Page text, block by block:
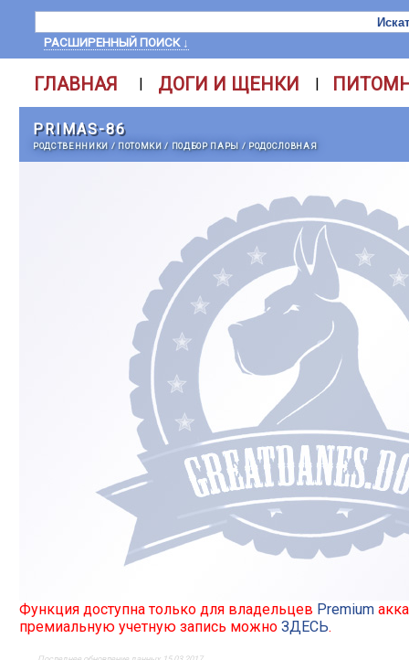
РАСШИРЕННЫЙ ПОИСК ↓
ГЛАВНАЯ | ДОГИ И ЩЕНКИ |
PRIMAS-86
РОДСТВЕННИКИ / ПОТОМКИ/ ПОДБОР ПАРЫ / РОДОСЛОВНАЯ
Функция доступна только для владельцев Premium
премиальную учетную запись можно ЗДЕСЬ.